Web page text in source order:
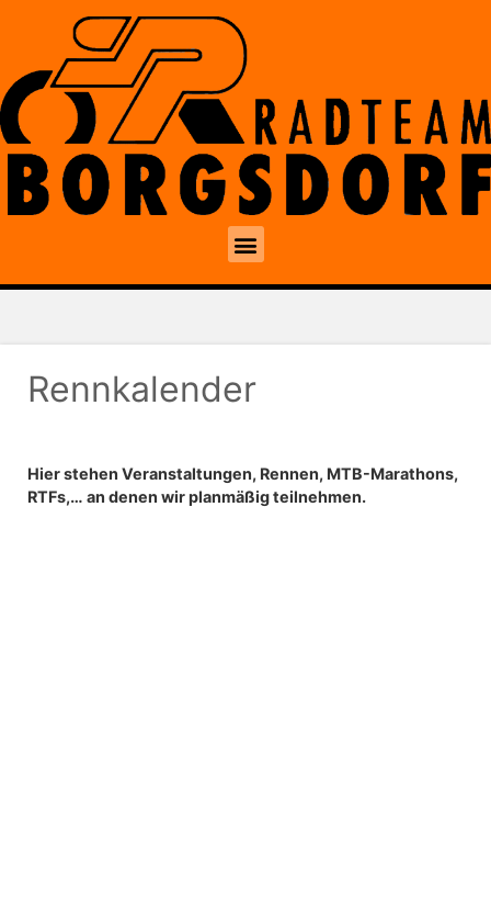
Rennkalender
Hier stehen Veranstaltungen, Rennen, MTB-Marathons,
RTFs,… an denen wir planmäßig teilnehmen.